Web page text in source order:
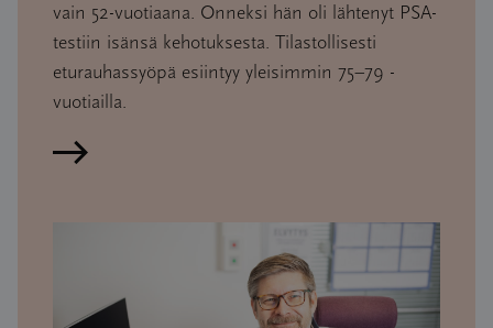
vain 52-vuotiaana. Onneksi hän oli lähtenyt PSA-
testiin isänsä kehotuksesta. Tilastollisesti
eturauhassyöpä esiintyy yleisimmin 75–79 -
vuotiailla.
Lue artikkeli